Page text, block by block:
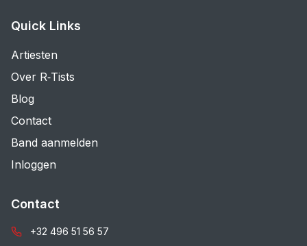
Quick Links
Artiesten
Over R‑Tists
Blog
Contact
Band aanmelden
Inloggen
Contact
+32 496 51 56 57